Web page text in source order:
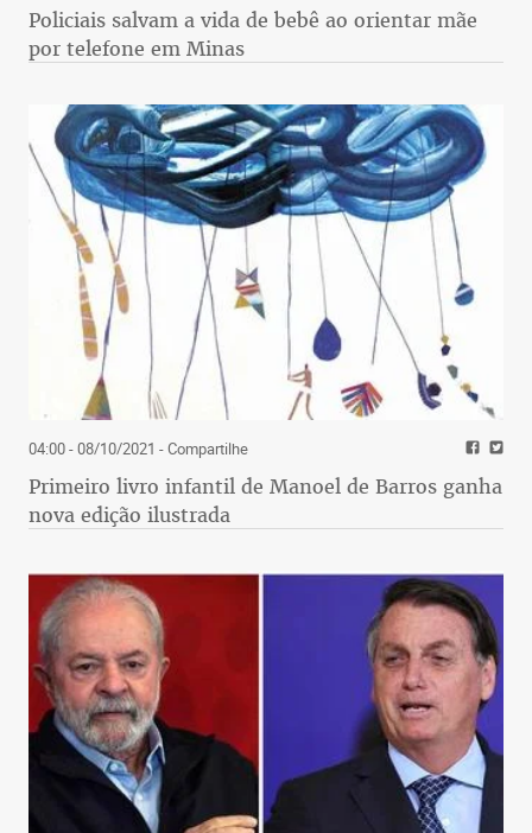
Policiais salvam a vida de bebê ao orientar mãe
por telefone em Minas
04:00 - 08/10/2021 - Compartilhe
Primeiro livro infantil de Manoel de Barros ganha
nova edição ilustrada